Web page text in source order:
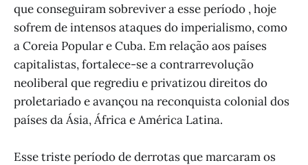
que conseguiram sobreviver a esse período , hoje
sofrem de intensos ataques do imperialismo, como
a Coreia Popular e Cuba. Em relação aos países
capitalistas, fortalece-se a contrarrevolução
neoliberal que regrediu e privatizou direitos do
proletariado e avançou na reconquista colonial dos
países da Ásia, África e América Latina.
Esse triste período de derrotas que marcaram os